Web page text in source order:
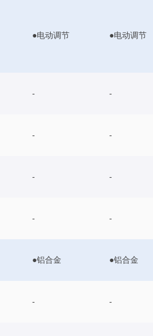
●电动调节 ●电动调节
- -
- -
- -
- -
●铝合金 ●铝合金
- -